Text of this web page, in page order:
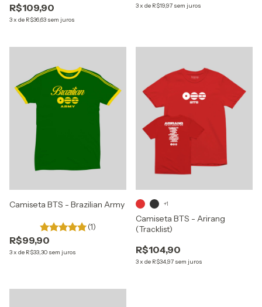
R$109,90
3x de R$36,63 sem juros
3x de R$19,97 sem juros
Camiseta BTS - Brazilian Army
(1)
R$99,90
3x de R$33,30 sem juros
Camiseta BTS - Arirang
(Tracklist)
R$104,90
3x de R$34,97 sem juros
+1